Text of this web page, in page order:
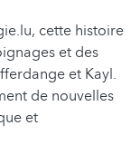
cette histoire
et des
et Kayl.
de nouvelles
et